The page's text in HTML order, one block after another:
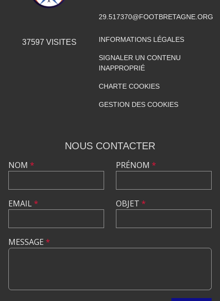
37597 VISITES
29.517370@FOOTBRETAGNE.ORG
INFORMATIONS LÉGALES
SIGNALER UN CONTENU
INAPPROPRIÉ
CHARTE COOKIES
GESTION DES COOKIES
NOUS CONTACTER
NOM *
EMAIL*
PRÉNOM *
OBJET *
MESSAGE *